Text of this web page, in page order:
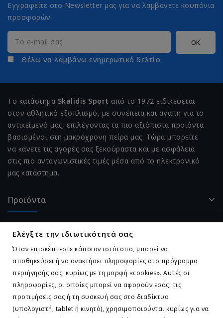
Εγγραφείτε στο Newsletter μας για να λαμβάνετε κουπόνια
προσφορών
Θέλω να λαμβάνω ενημερωτικό δελτίο
Το κατάστημα Skalidis Sport από το 1972 ειδικεύεται
στον αθλητικό εξοπλισμό, με συνέπεια και αγάπη για το
αντικείμενό μας, επιλέγοντας τα πιο αξιόπιστα προϊόντα
βασισμένοι στη μακρόχρονη πείρα μας. Τώρα μπορείτε
να κάνετε τις αγορές σας ξεκούραστα και με ασφάλεια
στις πιο ανταγωνιστικές τιμές μέσα από το ηλεκτρονικό
μας κατάστημα.
Προϊόντα
Ο Λογαριασμός Σας
Επικοινωνήστε Μαζί Μας
Ελέγξτε την ιδιωτικότητά σας
Όταν επισκέπτεστε κάποιον ιστότοπο, μπορεί να
αποθηκεύσει ή να ανακτήσει πληροφορίες στο πρόγραμμα
περιήγησής σας, κυρίως με τη μορφή «cookies». Αυτές οι
πληροφορίες, οι οποίες μπορεί να αφορούν εσάς, τις
προτιμήσεις σας ή τη συσκευή σας στο διαδίκτυο
(υπολογιστή, tablet ή κινητό), χρησιμοποιούνται κυρίως για να